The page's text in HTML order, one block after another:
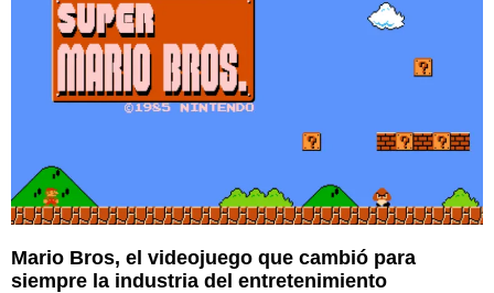
Mario Bros, el videojuego que cambió para
siempre la industria del entretenimiento